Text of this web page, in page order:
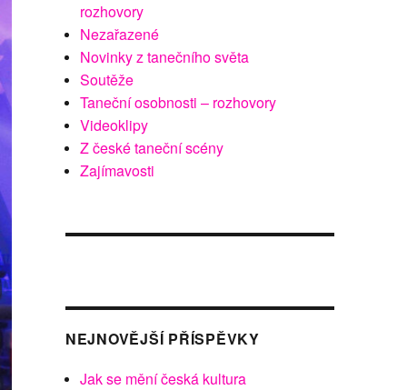
rozhovory
Nezařazené
Novinky z tanečního světa
Soutěže
Taneční osobnosti – rozhovory
Videoklipy
Z české taneční scény
Zajímavosti
NEJNOVĚJŠÍ PŘÍSPĚVKY
Jak se mění česká kultura